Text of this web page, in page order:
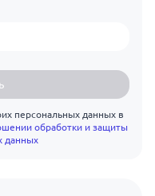
персональных данных в
обработки и защиты
данных